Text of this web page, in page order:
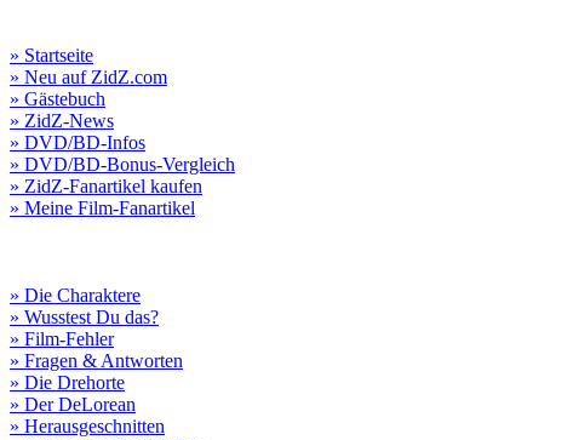
» Startseite
» Neu auf ZidZ.com
» Gästebuch
» ZidZ-News
» DVD/BD-Infos
» DVD/BD-Bonus-Vergleich
» ZidZ-Fanartikel kaufen
» Meine Film-Fanartikel
» Die Charaktere
» Wusstest Du das?
» Film-Fehler
» Fragen & Antworten
» Die Drehorte
» Der DeLorean
» Herausgeschnitten